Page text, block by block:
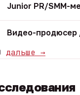
Junior PR/SMM-
Видео-
дальше →